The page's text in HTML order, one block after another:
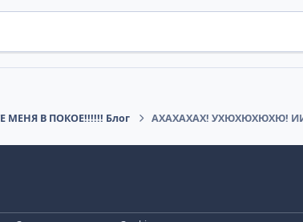
МЕНЯ В ПОКОЕ!!!!!! Блог АХАХАХАХ! УХЮХЮХЮХЮ!